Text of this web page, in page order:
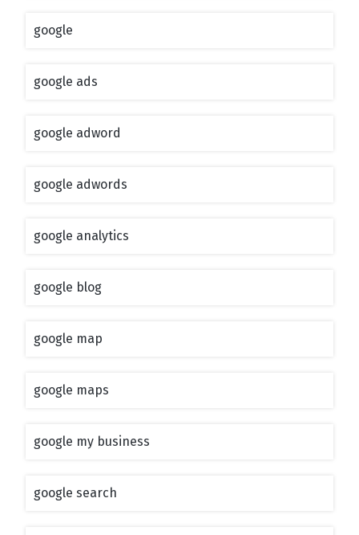
google
google ads
google adword
google adwords
google analytics
google blog
google map
google maps
google my business
google search